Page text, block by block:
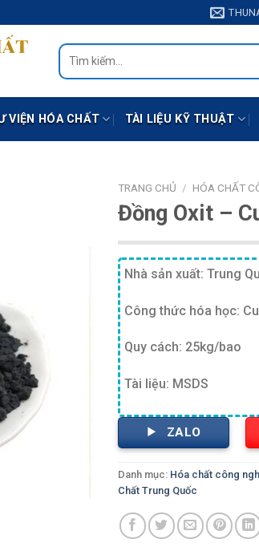
Tìm
kiếm:
VIỆN HÓA CHẤT TÀI LIỆU KỸ THUẬT
TRANG CHỦ / HÓA CHẤT
Đồng Oxit –
Nhà sản xuất: Trung
Công thức hóa học:
Quy cách: 25kg/bao
Tài liệu: MSDS
ZALO
Danh mục: Hóa chất công
Chất Trung Quốc